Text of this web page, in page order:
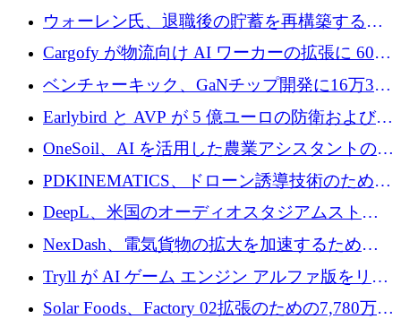
ェントの立ち上げに1,000万ポンドを調達
ウォーレン氏、退職後の貯蓄を再構築するた
めに1,000万ユーロを調達
Cargofy が物流向け AI ワーカーの拡張に 600
万ドルを獲得
ベンチャーキック、GaNチップ開発に16万3千
ユーロでMinisaを支援
Earlybird と AVP が 5 億ユーロの防衛および二
重用途の成長基金である E2D を立ち上げる
OneSoil、AI を活用した農業アシスタントの拡
大に​​ 100 万ユーロを確保
PDKINEMATICS、ドローン誘導技術のために
200 万ユーロを調達
DeepL、米国のオーディオスタジアムストリ
ーミング事業Mixhaloを買収
NexDash、電気貨物の拡大を加速するために
EIT Urban Mobilityから250万ユーロを確保
Tryll が AI ゲーム エンジン アルファ版をリリ
ースし、60 万ドルのプレシード資金を確保
Solar Foods、Factory 02拡張のための7,780万ユ